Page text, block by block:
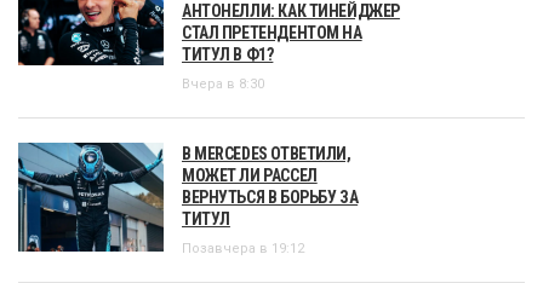
АНТОНЕЛЛИ: КАК ТИНЕЙДЖЕР
СТАЛ ПРЕТЕНДЕНТОМ НА
ТИТУЛ В Ф1?
Вчера в 8:30
В MERCEDES ОТВЕТИЛИ,
МОЖЕТ ЛИ РАССЕЛ
ВЕРНУТЬСЯ В БОРЬБУ ЗА
ТИТУЛ
Позавчера в 19:12